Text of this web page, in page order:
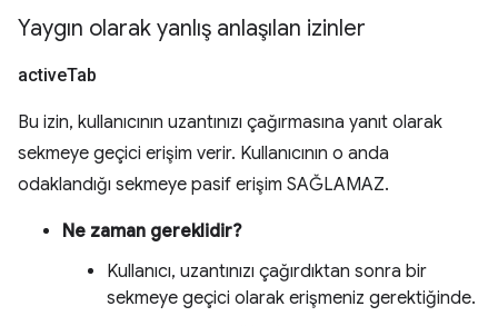
Yaygın olarak yanlış anlaşılan izinler
activeTab
Bu izin, kullanıcının uzantınızı çağırmasına yanıt olarak
sekmeye geçici erişim verir. Kullanıcının o anda
odaklandığı sekmeye pasif erişim SAĞLAMAZ.
Ne zaman gereklidir?
Kullanıcı, uzantınızı çağırdıktan sonra bir
sekmeye geçici olarak erişmeniz gerektiğinde.